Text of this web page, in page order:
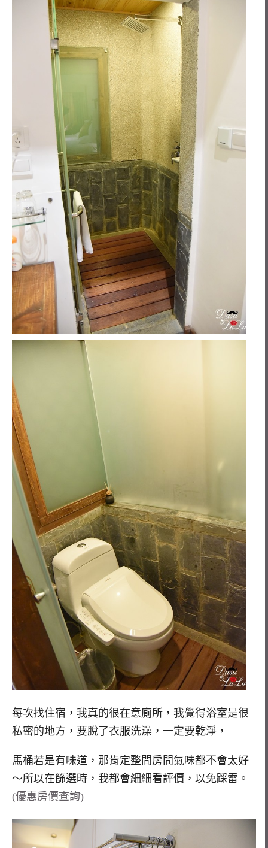
每次找住宿，我真的很在意廁所，我覺得浴室是很
私密的地方，要脫了衣服洗澡，一定要乾淨，
馬桶若是有味道，那肯定整間房間氣味都不會太好
～所以在篩選時，我都會細細看評價，以免踩雷。
(優惠房價查詢)